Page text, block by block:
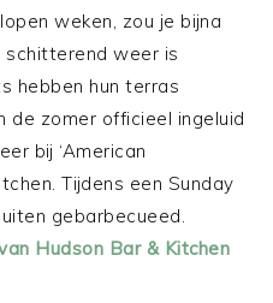
weken, zou je bijna
weer is
hebben hun terras
de zomer officieel ingeluid
bij ‘American
Tijdens een Sunday
gebarbecueed.
Hudson Bar & Kitchen